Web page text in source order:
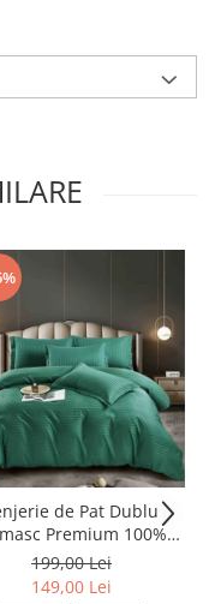
de Pat Dublu
Premium 100%
Cu Elastic, 6 Piese
199,00 Lei
149,00 Lei